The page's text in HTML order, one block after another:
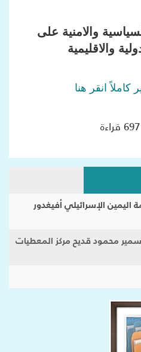
والامنية على
والاقليمية
كاملاً انقر هنا
اليمين الإسرائيلي أفيغدور
محمود قديح مركز المعطيات